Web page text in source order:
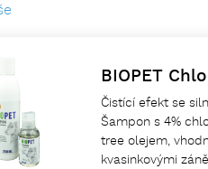
BIOPET
Čistící efekt se
Šampon s 4%
tree olejem,
kvasinkovými